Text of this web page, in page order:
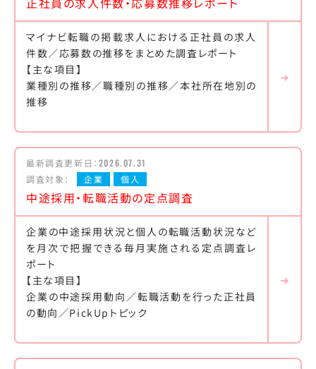
マイナビ転職の掲載求人における正社員の求人
件数／応募数の推移をまとめた調査レポート
【主な項目】
業種別の推移／職種別の推移／本社所在地別の
推移
最新調査更新日： 2026.07.31
調査対象：
企業 個人
中途採用・転職活動の定点調査
企業の中途採用状況と個人の転職活動状況など
を月次で把握できる毎月実施される定点調査レ
ポート
【主な項目】
企業の中途採用動向／転職活動を行った正社員
の動向／PickUpトピック